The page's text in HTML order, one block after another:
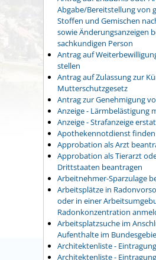
Abgabe/Bereitstellung von
Stoffen und Gemischen
sowie Änderungsanzeigen
sachkundigen Person
Antrag auf
stellen
Antrag auf Zulassung zur
Mutterschutzgesetz
Antrag zur Genehmigung
Anzeige - Lärmbelästigung
Anzeige - Strafanzeige
Apothekennotdienst finden
Approbation als Arzt
Approbation als Tierarzt
Drittstaaten beantragen
Arbeitnehmer-Sparzulage
Arbeitsplätze in
oder in einer
Radonkonzentration
Arbeitsplatzsuche im
Aufenthalte im
Architektenliste -
Architektenliste -